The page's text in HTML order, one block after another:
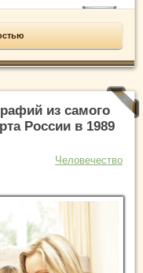
из самого
России в 1989
Человечество